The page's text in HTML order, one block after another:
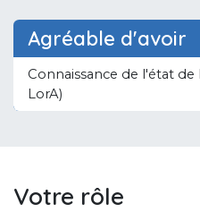
Agréable d'avoir
Connaissance de l'état de
LorA)
Votre rôle